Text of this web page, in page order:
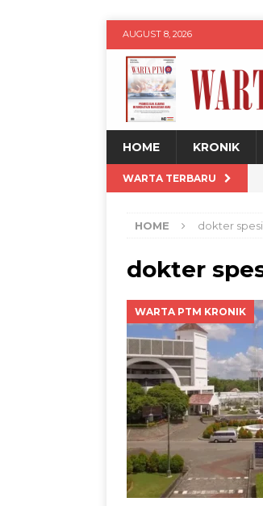
AUGUST 8, 2026
HOME KRONIK
WARTA TERBARU
HOME dokter
dokter
WARTA PTM KRONIK